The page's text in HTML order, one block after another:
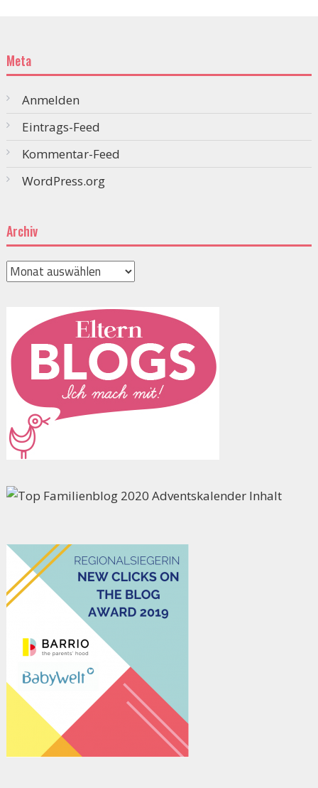
Meta
Anmelden
Eintrags-Feed
Kommentar-Feed
WordPress.org
Archiv
Archiv